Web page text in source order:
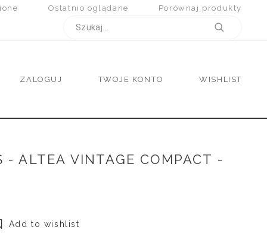
Ostatnio oglądane Porównaj produkty
ZALOGUJ TWOJE KONTO WISHLIST
- ALTEA VINTAGE COMPACT -
Add to wishlist